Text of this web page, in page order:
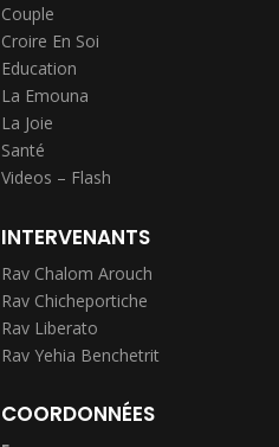
Couple
Croire En Soi
Education
La Emouna
La Joie
Santé
Videos – Flash
INTERVENANTS
Rav Chalom Arouch
Rav Chicheportiche
Rav Liberato
Rav Yehia Benchetrit
COORDONNÉES